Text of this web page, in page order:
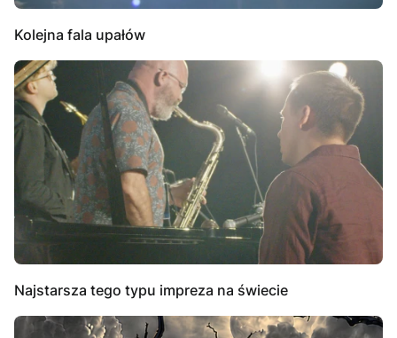
Kolejna fala upałów
Najstarsza tego typu impreza na świecie